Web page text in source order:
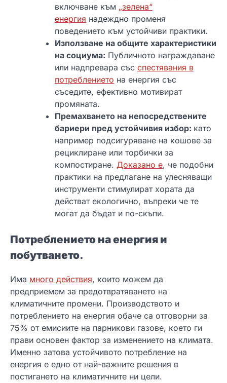
включване към „зелена“
енергия надеждно променя
поведението към устойчиви практики.
Използване на общите характеристики
на социума: Публичното награждаване
или надпревара със спестявания в
потреблението на енергия със
съседите, ефективно мотивират
промяната.
Премахването на непосредствените
бариери пред устойчивия избор: като
например подсигуряване на кошове за
рециклиране или торбички за
компостиране. Доказано е, че подобни
практики на предлагане на улесняващи
инструменти стимулират хората да
действат екологично, въпреки че те
могат да бъдат и по-скъпи.
Потреблението на енергия и
побутването.
Има много действия, които можем да
предприемем за предотвратяването на
климатичните промени. Производството и
потреблението на енергия обаче са отговорни за
75% от емисиите на парникови газове, което ги
прави основен фактор за изменението на климата.
Именно затова устойчивото потребление на
енергия е едно от най-важните решения в
постигането на климатичните ни цели.